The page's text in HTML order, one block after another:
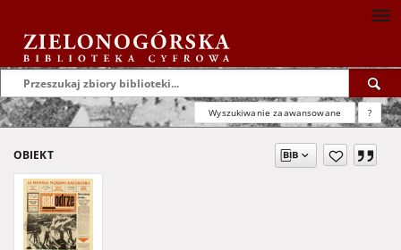
Wyszukiwanie zaawansowane ?
OBIEKT